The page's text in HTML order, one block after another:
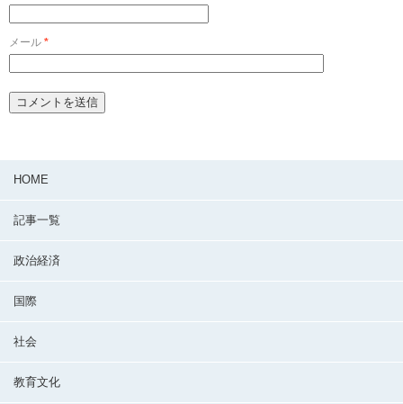
メール *
HOME
記事一覧
政治経済
国際
社会
教育文化